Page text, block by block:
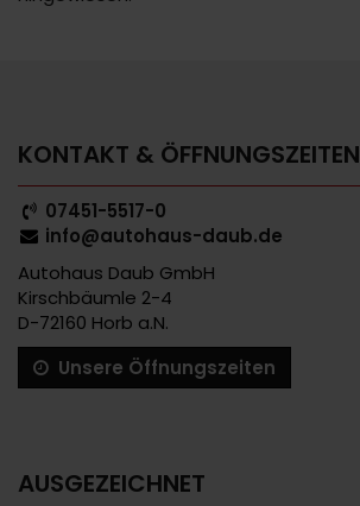
KONTAKT & ÖFFNUNGSZEITEN
07451-5517-0
info@autohaus-daub.de
Autohaus Daub GmbH
Kirschbäumle 2-4
D-72160 Horb a.N.
Unsere Öffnungszeiten
AUSGEZEICHNET